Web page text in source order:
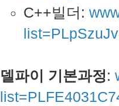
C++빌더:
델파이 기본과정: